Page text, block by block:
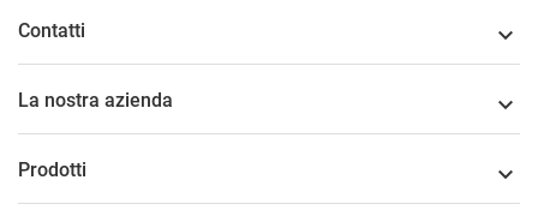
Contatti 
La nostra azienda 
Prodotti 